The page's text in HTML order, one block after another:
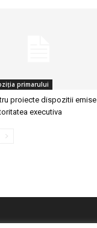
primarului
proiecte dispozitii emise
executiva